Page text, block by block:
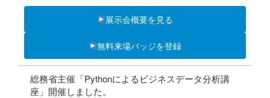
展示会概要を見る
無料来場バッジを登録
総務省主催「Pythonによるビジネスデータ分析講
座」開催しました。